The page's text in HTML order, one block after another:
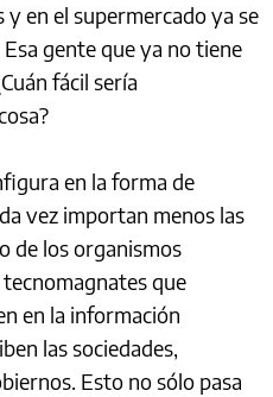
y en el supermercado ya se
gente que ya no tiene
fácil sería
en la forma de
vez importan menos las
de los organismos
que
en la información
las sociedades,
Esto no sólo pasa